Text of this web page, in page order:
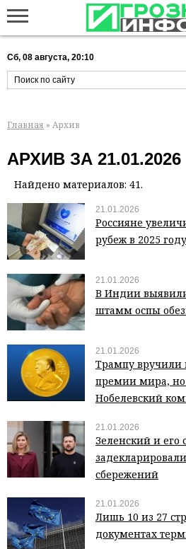
Сб, 08 августа, 20:10
Главная » Архив
АРХИВ ЗА 21.01.2026
Найдено материалов: 41.
21.01.2026
Россияне
рубеж в 2025 году
21.01.2026
В Индии
штамм оспы
21.01.2026
Трампу вручили
премии мира, но
Нобелевский
21.01.2026
Зеленский и его
сбережений
21.01.2026
Лишь 10 из 27
документах